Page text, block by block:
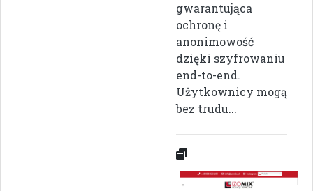
gwarantująca
ochronę i
anonimowość
dzięki szyfrowaniu
end-to-end.
Użytkownicy mogą
bez trudu...